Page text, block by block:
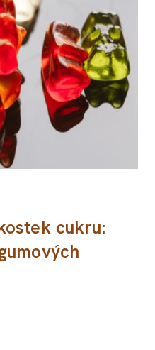
cukru: